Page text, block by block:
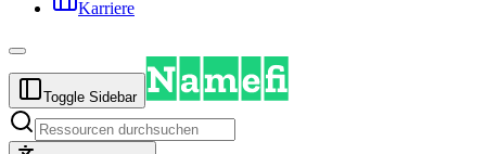
Karriere
Toggle Sidebar